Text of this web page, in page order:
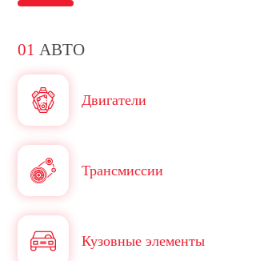
01 АВТО
Двигатели
Трансмиссии
Кузовные элементы